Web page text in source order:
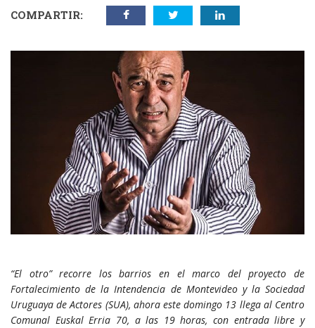
COMPARTIR:
“El otro” recorre los barrios en el marco del proyecto de
Fortalecimiento de la Intendencia de Montevideo y la Sociedad
Uruguaya de Actores (SUA), ahora este domingo 13 llega al Centro
Comunal Euskal Erria 70, a las 19 horas, con entrada libre y